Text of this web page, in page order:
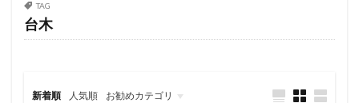
TAG
台木
新着順 人気順 お勧めカテゴリ